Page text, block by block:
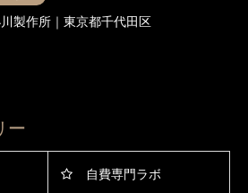
製作所｜東京都千代田区
ー
自費専門ラボ